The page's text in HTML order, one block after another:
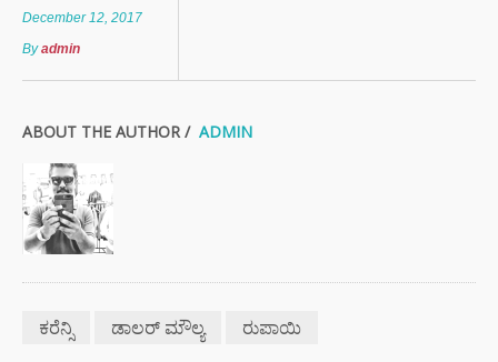
December 12, 2017
Byadmin
ABOUT THE AUTHOR / ADMIN
ಕರೆನ್ಸಿ ಡಾಲರ್ ಮೌಲ್ಯ ರುಪಾಯಿ